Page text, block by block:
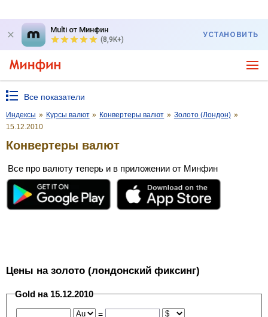
Multi от Минфин
(8,9K+)
УСТАНОВИТЬ
Все показатели
Индексы » Курсы валют » Конвертеры валют » Золото (Лондон) »
15.12.2010
Конвертеры валют
Все про валюту теперь и в приложении от Минфин
Цены на золото (лондонский фиксинг)
Gold на 15.12.2010
=